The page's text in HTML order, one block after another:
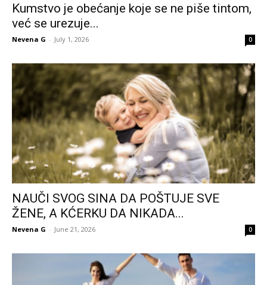
Kumstvo je obećanje koje se ne piše tintom,
već se urezuje...
Nevena G - July 1, 2026 0
NAUČI SVOG SINA DA POŠTUJE SVE
ŽENE, A KĆERKU DA NIKADA...
Nevena G - June 21, 2026 0